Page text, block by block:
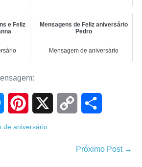
e Feliz
Mensagens de Feliz aniversário
Pedro
Mensagem de aniversário
X
de aniversário
Próximo Post →